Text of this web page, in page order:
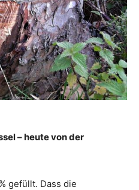
– heute von der
gefüllt. Dass die